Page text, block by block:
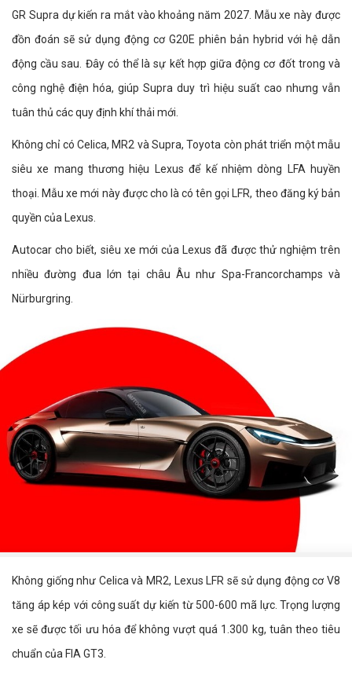
GR Supra dự kiến ra mắt vào khoảng năm 2027. Mẫu xe này được
đồn đoán sẽ sử dụng động cơ G20E phiên bản hybrid với hệ dẫn
động cầu sau. Đây có thể là sự kết hợp giữa động cơ đốt trong và
công nghệ điện hóa, giúp Supra duy trì hiệu suất cao nhưng vẫn
tuân thủ các quy định khí thải mới.
Không chỉ có Celica, MR2 và Supra, Toyota còn phát triển một mẫu
siêu xe mang thương hiệu Lexus để kế nhiệm dòng LFA huyền
thoại. Mẫu xe mới này được cho là có tên gọi LFR, theo đăng ký bản
quyền của Lexus.
Autocar cho biết, siêu xe mới của Lexus đã được thử nghiệm trên
nhiều đường đua lớn tại châu Âu như Spa-Francorchamps và
Nürburgring.
Không giống như Celica và MR2, Lexus LFR sẽ sử dụng động cơ V8
tăng áp kép với công suất dự kiến từ 500-600 mã lực. Trọng lượng
xe sẽ được tối ưu hóa để không vượt quá 1.300 kg, tuân theo tiêu
chuẩn của FIA GT3.